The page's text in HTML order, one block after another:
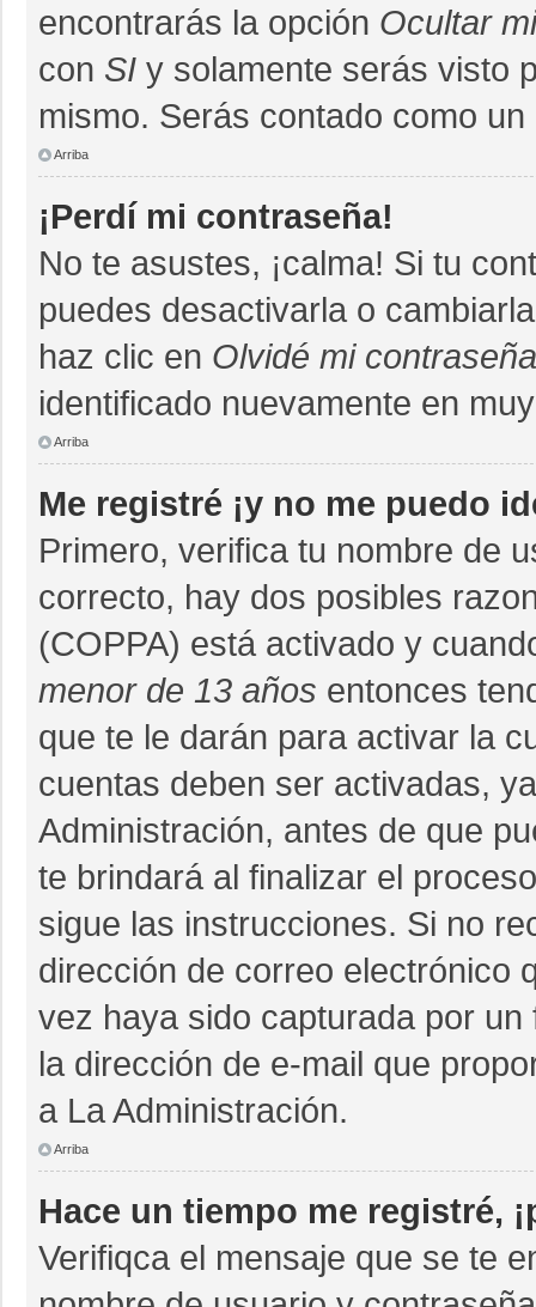
encontrarás la opción Ocultar
con SI y solamente serás visto
mismo. Serás contado como
Arriba
¡Perdí mi contraseña!
No te asustes, ¡calma! Si tu
puedes desactivarla o
haz clic en Olvidé mi contraseña
identificado nuevamente en
Arriba
Me registré ¡y no me puedo
Primero, verifica tu nombre de
correcto, hay dos posibles
(COPPA) está activado y
menor de 13 años entonces
que te le darán para activar la
cuentas deben ser activadas,
Administración, antes de que
te brindará al finalizar el
sigue las instrucciones. Si no
dirección de correo electrónico
vez haya sido capturada por
la dirección de e-mail que
a La Administración.
Arriba
Hace un tiempo me registré,
Verifiqca el mensaje que se te